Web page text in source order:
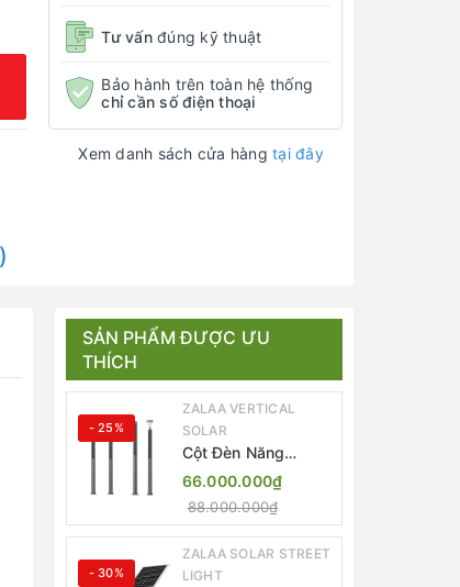
Tư vấnđúng kỹ thuật
Bảo hành trên toàn hệ thống
chỉ cần số điện thoại
Xem danh sách cửa hàngtại đây
SẢN PHẨM ĐƯỢC ƯU
THÍCH
- 25%
ZALAA VERTICAL
SOLAR
Cột Đèn Năng
Lượng Mặt Trời Dọc
Thông Minh ZSR-
YYDS-360 | ZALAA
Jsc
66.000.000₫
88.000.000₫
- 30%
ZALAA SOLAR STREET
LIGHT